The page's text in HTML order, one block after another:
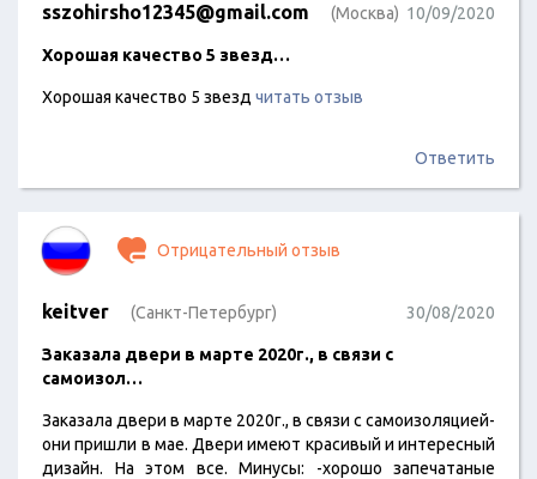
sszohirsho12345@gmail.com (Москва) 10/09/2020
Хорошая качество 5 звезд…
Хорошая качество 5 звезд читать отзыв
Ответить
Отрицательный отзыв
keitver (Санкт-Петербург) 30/08/2020
Заказала двери в марте 2020г., в связи с
самоизол…
Заказала двери в марте 2020г., в связи с самоизоляцией-
они пришли в мае. Двери имеют красивый и интересный
дизайн. На этом все. Минусы: -хорошо запечатаные